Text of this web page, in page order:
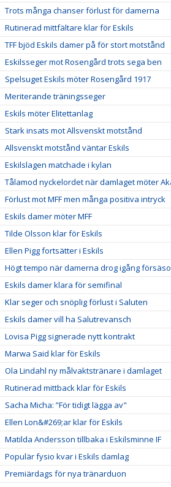
Trots många chanser förlust för damerna
Rutinerad mittfältare klar för Eskils
TFF bjöd Eskils damer på för stort motstånd
Eskilsseger mot Rosengård trots sega ben
Spelsuget Eskils möter Rosengård 1917
Meriterande träningsseger
Eskils möter Elitettanlag
Stark insats mot Allsvenskt motstånd
Allsvenskt motstånd väntar Eskils
Eskilslagen matchade i kylan
Tålamod nyckelordet när damlaget möter
Förlust mot MFF men många positiva intryck
Eskils damer möter MFF
Tilde Olsson klar för Eskils
Ellen Pigg fortsätter i Eskils
Högt tempo när damerna drog igång
Eskils damer klara för semifinal
Klar seger och snöplig förlust i Saluten
Eskils damer vill ha Salutrevansch
Lovisa Pigg signerade nytt kontrakt
Marwa Said klar för Eskils
Ola Lindahl ny målvaktstränare i damlaget
Rutinerad mittback klar för Eskils
Sacha Micha: ”För tidigt lägga av"
Ellen Lon&#269;ar klar för Eskils
Matilda Andersson tillbaka i Eskilsminne IF
Populär fysio kvar i Eskils damlag
Premiärdags för nya tränarduon